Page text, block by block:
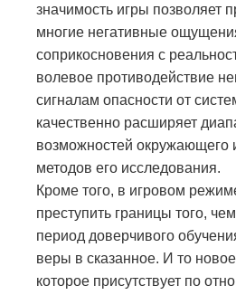
значимость игры позволяет
многие негативные
соприкосновения с
волевое противодействие
сигналам опасности от
качественно расширяет
возможностей окружающего
методов его исследования.
Кроме того, в игровом
преступить границы того,
период доверчивого
веры в сказанное. И то
которое присутствует по